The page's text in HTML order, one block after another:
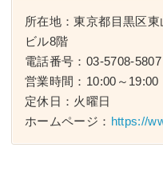
所在地：東京都目黒区
ビル8階
電話番号：03-5708-5807
営業時間：10:00～19:00
定休日：火曜日
ホームページ： https://